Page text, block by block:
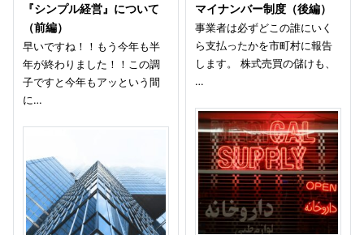
『シンプル経営』について
（前編）
早いですね！！もう今年も半
年が終わりました！！この調
子ですと今年もアッという間
に…
マイナンバー制度（後編）
事業者は必ずどこの誰にいく
ら支払ったかを市町村に報告
します。 株式売買の儲けも、
…